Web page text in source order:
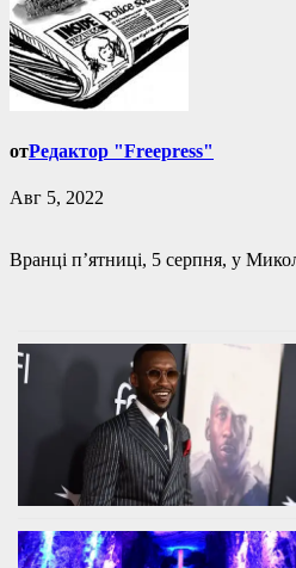
отРедактор "Freepress"
Авг 5, 2022
Вранці п’ятниці, 5 серпня, у